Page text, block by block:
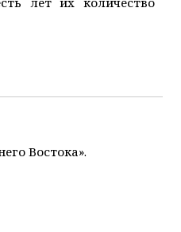
Востока».